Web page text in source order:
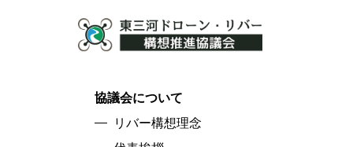
協議会について
リバー構想理念